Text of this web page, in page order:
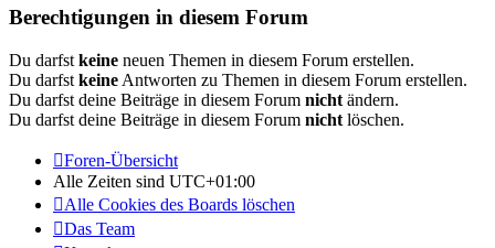
Berechtigungen in diesem Forum
Du darfst keine neuen Themen in diesem Forum erstellen.
Du darfst keine Antworten zu Themen in diesem Forum erstellen.
Du darfst deine Beiträge in diesem Forum nicht ändern.
Du darfst deine Beiträge in diesem Forum nicht löschen.
Foren-Übersicht
Alle Zeiten sind UTC+01:00
Alle Cookies des Boards löschen
Das Team